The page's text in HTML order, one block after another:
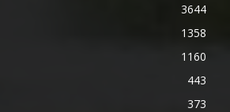
3644
1358
1160
443
373